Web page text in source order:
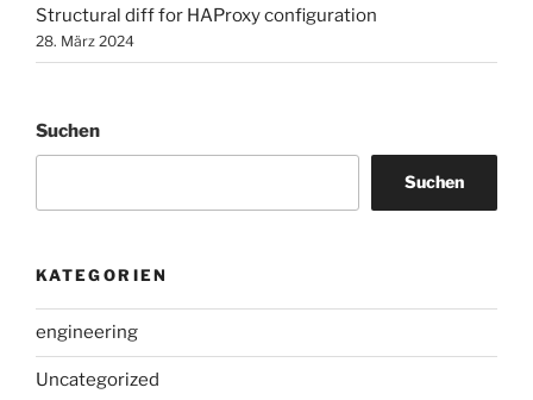
Structural diff for HAProxy configuration
28. März 2024
Suchen
Suchen
KATEGORIEN
engineering
Uncategorized